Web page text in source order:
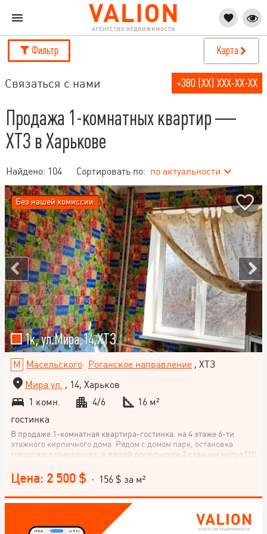
Фильтр Карта
Связаться с нами +380 (XX) XXX-XX-XX
Продажа 1-комнатных квартир —
ХТЗ в Харькове
Найдено: 104 Сортировать по: по актуальности
1к, ул.Мира,14,ХТЗ
Масельского Роганское направление, ХТЗ
Мира ул. , 14, Харьков
1 комн.
4/6
16 м²
гостинка
В продаже 1-комнатная квартира-гостинка. на 4 этаже 6-ти
этажного кирпичного дома. Рядом с домом парк, остановка
городского транспорта, в пешей доступности 2 станции метро (10
косметическим ремонтом, металло-пластовое окно, есть
необходимая мебель, холодильник. Санузел и кухня общие, на
этаже.
Цена: 2 500 $ · 156 $ за м²
Без нашей комиссии